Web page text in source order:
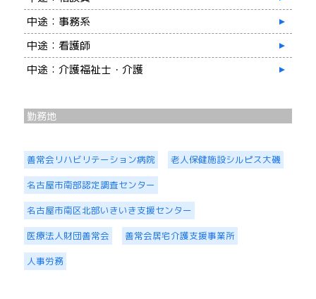
中途：事務系
中途：看護師
中途：介護福祉士・介護
勤務地
善常会リハビリテーション病院
老人保健施設シルピス大磯
名古屋市南部認定調査センター
名古屋市南区北部いきいき支援センター
医療法人財団善常会
善常会居宅介護支援事業所
人事労務